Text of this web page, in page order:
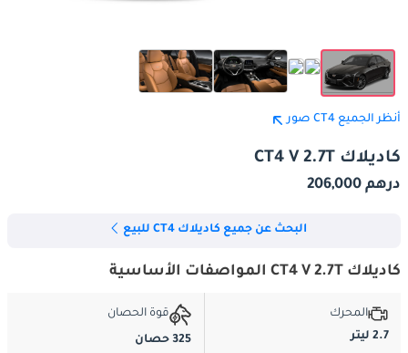
أنظر الجميع CT4 صور
كاديلاك CT4 V 2.7T
درهم 206,000
البحث عن جميع كاديلاك CT4 للبيع
كاديلاك CT4 V 2.7T المواصفات الأساسية
المحرك
2.7 ليتر
قوة الحصان
325 حصان